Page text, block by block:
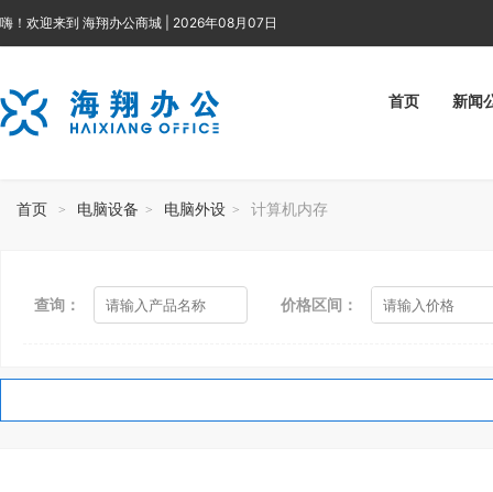
嗨！欢迎来到 海翔办公商城 | 2026年08月07日
首页 新闻
首页 > 电脑设备 > 电脑外设 > 计算机内存
查询： 价格区间：